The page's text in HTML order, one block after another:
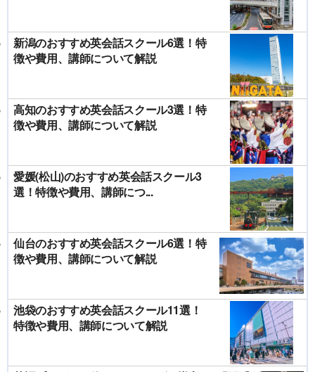
新潟のおすすめ英会話スクール6選！特
徴や費用、講師について解説
高知のおすすめ英会話スクール3選！特
徴や費用、講師について解説
愛媛(松山)のおすすめ英会話スクール3
選！特徴や費用、講師につ...
仙台のおすすめ英会話スクール6選！特
徴や費用、講師について解説
池袋のおすすめ英会話スクール11選！
特徴や費用、講師について解説